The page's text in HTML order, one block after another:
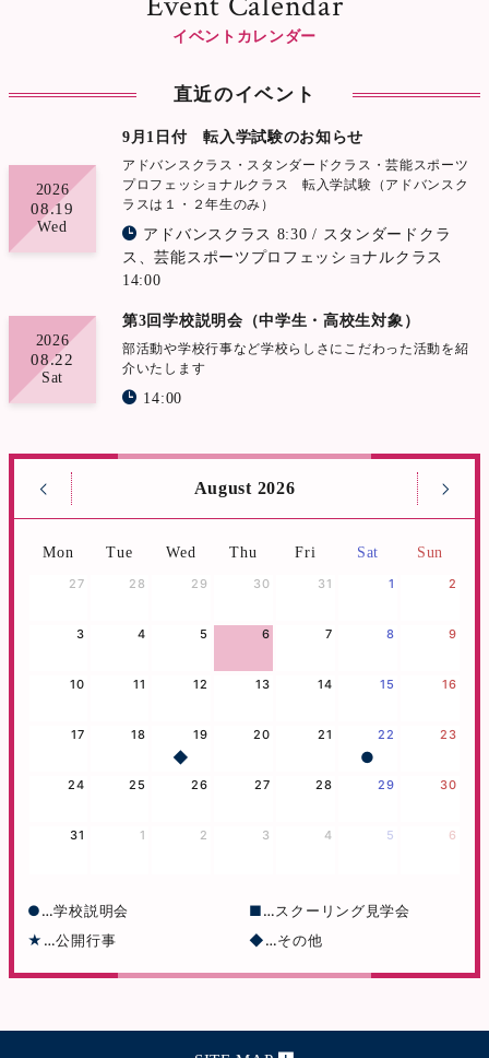
イベントカレンダー
直近のイベント
2026
08.19
Wed
9月1日付 転入学試験のお知らせ
アドバンスクラス・スタンダードクラス・芸能スポーツ
プロフェッショナルクラス 転入学試験（アドバンスク
ラスは１・２年生のみ）
アドバンスクラス 8:30 / スタンダードクラ
ス、芸能スポーツプロフェッショナルクラス
14:00
2026
08.22
Sat
第3回学校説明会（中学生・高校生対象）
部活動や学校行事など学校らしさにこだわった活動を紹
介いたします
14:00
August 2026
Mon Tue Wed Thu Fri Sat Sun
27 28 29 30 31 1 2
3 4 5 6 7 8 9
10 11 12 13 14 15 16
17 18 19 20 21 22 23
24 25 26 27 28 29 30
31 1 2 3 4 5 6
● 学校説明会 ■
スクーリング見学会
★
公開行事 ◆ その他